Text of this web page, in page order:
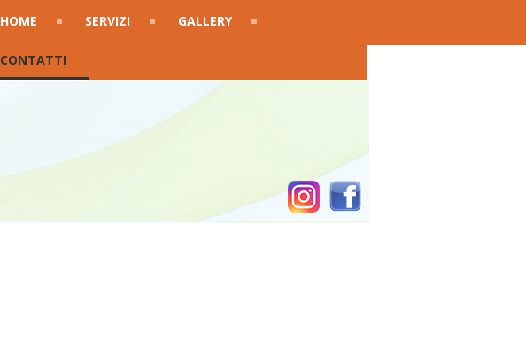
HOME SERVIZI GALLERY
CONTATTI